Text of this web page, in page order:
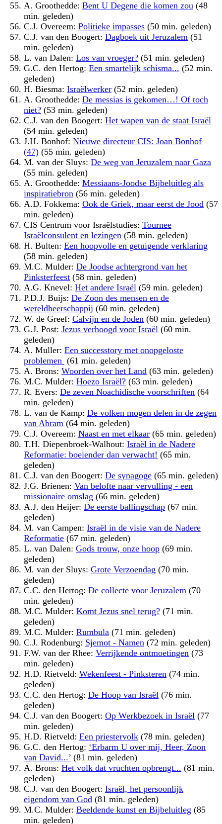
A. Groothedde: Bent U Degene die komen zou (48
min. geleden)
C.J. Overeem: Politieke impasses (50 min. geleden)
C.J. van den Boogert: Dagboek uit Jeruzalem (51
min. geleden)
L. van Dalen: Los van vroeger? (51 min. geleden)
G.C. den Hertog: Een smartelijk schisma... (52 min.
geleden)
H. Biesma: Israëlwerker (52 min. geleden)
A. Groothedde: De messias is gekomen…! Of toch
niet? (53 min. geleden)
C.J. van den Boogert: Het wapen van de staat Israël
(54 min. geleden)
J.H. Bonhof: Nieuwe directeur CIS: Joan Bonhof
(47) (55 min. geleden)
M. van der Sluys: De weg van Jeruzalem naar Gaza
(55 min. geleden)
A. Groothedde: Messiaans-Joodse Bijbeluitleg als
inspiratiebron (56 min. geleden)
A.D. Fokkema: Ook de Griek, maar eerst de Jood (57
min. geleden)
CIS Centrum voor Israëlstudies: Tournee
Israëlconsulent en lezingen (58 min. geleden)
H. Bulten: Een hoopvolle en getuigende verklaring
(58 min. geleden)
M.C. Mulder: De Joodse achtergrond van het
Pinksterfeest (58 min. geleden)
A.G. Knevel: Het andere Israël (59 min. geleden)
P.D.J. Buijs: De Zoon des mensen en de
wereldheerschappij (60 min. geleden)
W. de Greef: Calvijn en de Joden (60 min. geleden)
G.J. Post: Jezus verhoogd voor Israël (60 min.
geleden)
A. Muller: Een successtory met onopgeloste
problemen (61 min. geleden)
A. Brons: Woorden over het Land (63 min. geleden)
M.C. Mulder: Hoezo Israël? (63 min. geleden)
R. Evers: De zeven Noachidische voorschriften (64
min. geleden)
L. van de Kamp: De volken mogen delen in de zegen
van Abram (64 min. geleden)
C.J. Overeem: Naast en met elkaar (65 min. geleden)
T.H. Diepenbroek-Walhout: Israël in de Nadere
Reformatie: boeiender dan verwacht! (65 min.
geleden)
C.J. van den Boogert: De synagoge (65 min. geleden)
J.G. Brienen: Van belofte naar vervulling - een
missionaire omslag (66 min. geleden)
A.J. den Heijer: De eerste ballingschap (67 min.
geleden)
M. van Campen: Israël in de visie van de Nadere
Reformatie (67 min. geleden)
L. van Dalen: Gods trouw, onze hoop (69 min.
geleden)
M. van der Sluys: Grote Verzoendag (70 min.
geleden)
C.C. den Hertog: De collecte voor Jeruzalem (70
min. geleden)
M.C. Mulder: Komt Jezus snel terug? (71 min.
geleden)
M.C. Mulder: Rumbula (71 min. geleden)
C.J. Rodenburg: Sjemot - Namen (72 min. geleden)
F.W. van der Rhee: Verrijkende ontmoetingen (73
min. geleden)
H.D. Rietveld: Wekenfeest - Pinksteren (74 min.
geleden)
C.C. den Hertog: De Hoop van Israël (76 min.
geleden)
C.J. van den Boogert: Op Werkbezoek in Israël (77
min. geleden)
H.D. Rietveld: Een priestervolk (78 min. geleden)
G.C. den Hertog: ‘Erbarm U over mij, Heer, Zoon
van David...’ (81 min. geleden)
A. Brons: Het volk dat vruchten opbrengt... (81 min.
geleden)
C.J. van den Boogert: Israël, het persoonlijk
eigendom van God (81 min. geleden)
M.C. Mulder: Beeldende kunst en Bijbeluitleg (85
min. geleden)